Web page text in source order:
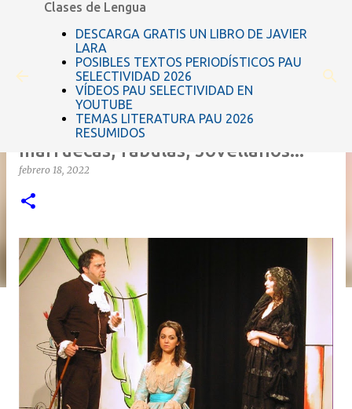
Clases de Lengua
DESCARGA GRATIS UN LIBRO DE JAVIER
LARA
POSIBLES TEXTOS PERIODÍSTICOS PAU
SELECTIVIDAD 2026
VÍDEOS PAU SELECTIVIDAD EN
YOUTUBE
TEMAS LITERATURA PAU 2026
RESUMIDOS
La literatura del siglo XVIII: Cartas
marruecas, fábulas, Jovellanos...
febrero 18, 2022